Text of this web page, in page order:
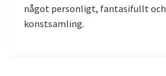
något personligt, fantasifullt
konstsamling.